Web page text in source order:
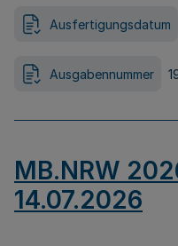
Ausfertigungsdatum
Ausgabennummer
MB.NRW
14.07.2026